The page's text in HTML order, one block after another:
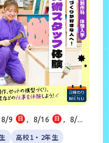
8/9 日 , 8/16 日 , 8/...
高校1・2年生